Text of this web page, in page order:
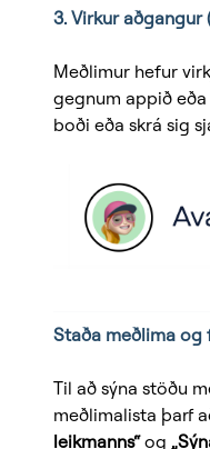
3. Virkur aðgangur
Meðlimur hefur
gegnum appið
boði eða skrá sig
Staða meðlima og
Til að sýna stöðu
meðlimalista þarf
leikmanns“og